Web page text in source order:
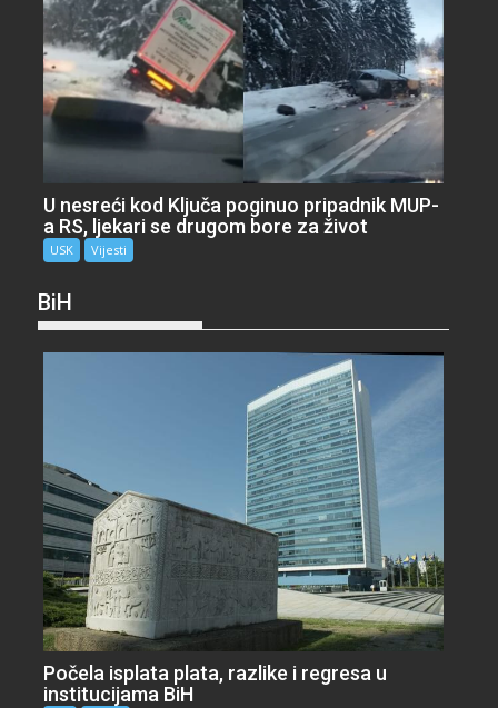
U nesreći kod Ključa poginuo pripadnik MUP-
a RS, ljekari se drugom bore za život
USK Vijesti
BiH
Počela isplata plata, razlike i regresa u
institucijama BiH